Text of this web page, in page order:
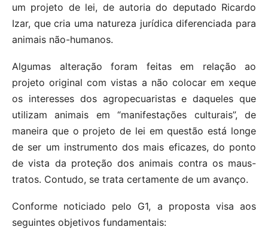
um projeto de lei, de autoria do deputado Ricardo
Izar, que cria uma natureza jurídica diferenciada para
animais não-humanos.
Algumas alteração foram feitas em relação ao
projeto original com vistas a não colocar em xeque
os interesses dos agropecuaristas e daqueles que
utilizam animais em “manifestações culturais”, de
maneira que o projeto de lei em questão está longe
de ser um instrumento dos mais eficazes, do ponto
de vista da proteção dos animais contra os maus-
tratos. Contudo, se trata certamente de um avanço.
Conforme noticiado pelo G1, a proposta visa aos
seguintes objetivos fundamentais: